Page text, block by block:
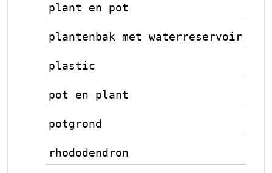
plant en pot
plantenbak met waterreservoir
plastic
pot en plant
potgrond
rhododendron